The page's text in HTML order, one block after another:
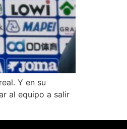
Y en su
al equipo a salir